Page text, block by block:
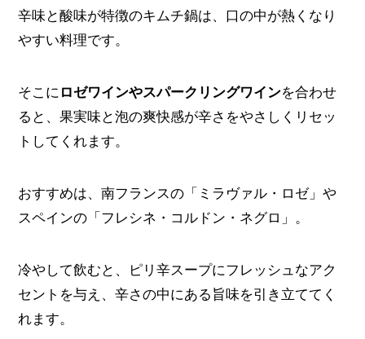
辛味と酸味が特徴のキムチ鍋は、口の中が熱くなり
やすい料理です。
そこに ロゼワインやスパークリングワインを合わせ
ると、果実味と泡の爽快感が辛さをやさしくリセッ
トしてくれます。
おすすめは、南フランスの「ミラヴァル・ロゼ」や
スペインの「フレシネ・コルドン・ネグロ」。
冷やして飲むと、ピリ辛スープにフレッシュなアク
セントを与え、辛さの中にある旨味を引き立ててく
れます。